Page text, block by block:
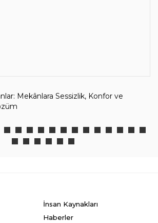
Mekânlara Sessizlik, Konfor ve
İnsan Kaynakları
Haberler